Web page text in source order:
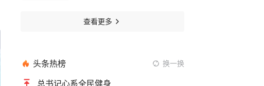
查看更多
头条热榜 换一换
总书记心系全民健身